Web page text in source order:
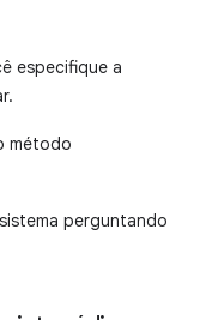
especifique a
método
perguntando